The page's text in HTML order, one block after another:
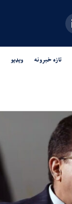
تازه خبرونه ویډیو